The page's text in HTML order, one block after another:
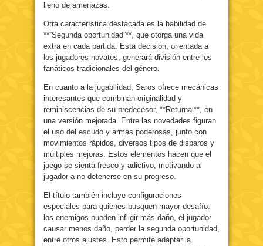
lleno de amenazas.
Otra característica destacada es la habilidad de
**“Segunda oportunidad”**, que otorga una vida
extra en cada partida. Esta decisión, orientada a
los jugadores novatos, generará división entre los
fanáticos tradicionales del género.
En cuanto a la jugabilidad, Saros ofrece mecánicas
interesantes que combinan originalidad y
reminiscencias de su predecesor, **Returnal**, en
una versión mejorada. Entre las novedades figuran
el uso del escudo y armas poderosas, junto con
movimientos rápidos, diversos tipos de disparos y
múltiples mejoras. Estos elementos hacen que el
juego se sienta fresco y adictivo, motivando al
jugador a no detenerse en su progreso.
El título también incluye configuraciones
especiales para quienes busquen mayor desafío:
los enemigos pueden infligir más daño, el jugador
causar menos daño, perder la segunda oportunidad,
entre otros ajustes. Esto permite adaptar la